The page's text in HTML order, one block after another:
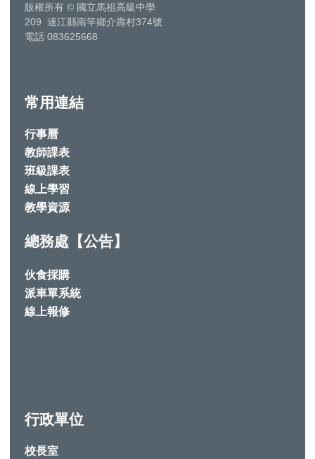
版權所有 © 國立馬祖高級中學
209 連江縣南竿鄉介壽村374號
電話 083625668
常用連結
行事曆
教師課表
班級課表
線上學習
教學資源
總務處【公告】
伙食採購
派車單系統
線上報修
行政單位
校長室